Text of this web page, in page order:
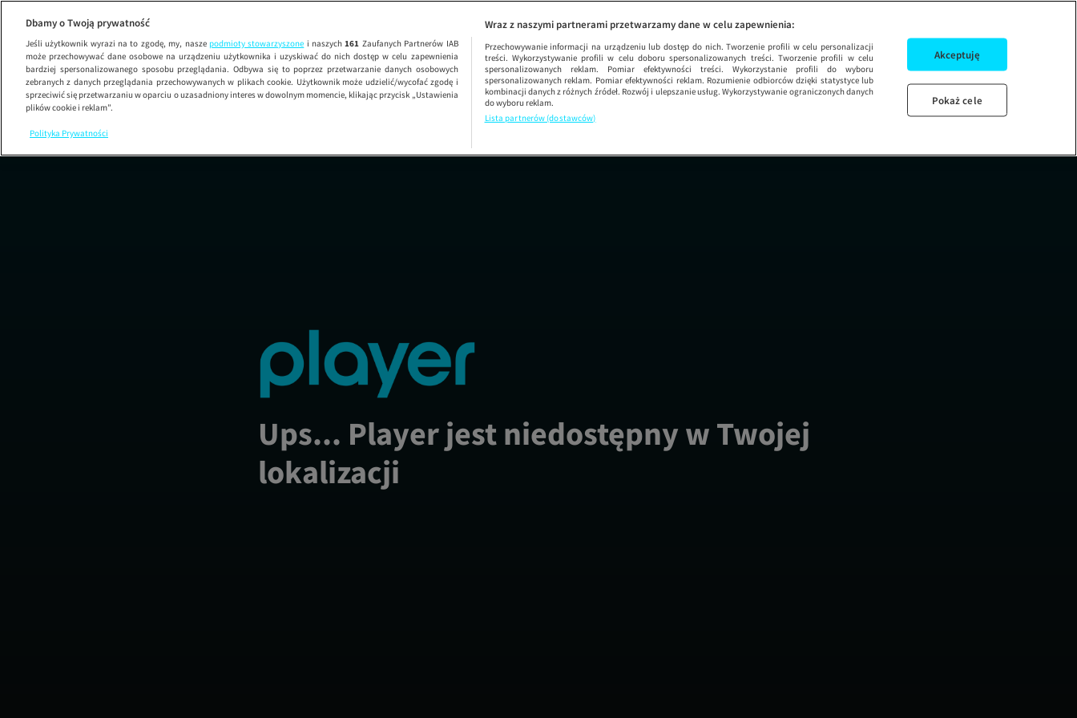
Ups... Player jest niedostępny w Twojej
lokalizacji
Dbamy o Twoją prywatność
Jeśli użytkownik wyrazi na to zgodę, my, nasze podmioty stowarzyszone i naszych161 Zaufanych Partnerów IAB
może przechowywać dane osobowe na urządzeniu użytkownika i uzyskiwać do nich dostęp w celu zapewnienia
bardziej spersonalizowanego sposobu przeglądania. Odbywa się to poprzez przetwarzanie danych osobowych
zebranych z danych przeglądania przechowywanych w plikach cookie. Użytkownik może udzielić/wycofać zgodę i
sprzeciwić się przetwarzaniu w oparciu o uzasadniony interes w dowolnym momencie, klikając przycisk „Ustawienia
plików cookie i reklam”.
Polityka Prywatności
Wraz z naszymi partnerami przetwarzamy dane w celu zapewnienia:
Przechowywanie informacji na urządzeniu lub dostęp do nich. Tworzenie profili w celu personalizacji
treści. Wykorzystywanie profili w celu doboru spersonalizowanych treści. Tworzenie profili w celu
spersonalizowanych reklam. Pomiar efektywności treści. Wykorzystanie profili do wyboru
spersonalizowanych reklam. Pomiar efektywności reklam. Rozumienie odbiorców dzięki statystyce lub
kombinacji danych z różnych źródeł. Rozwój i ulepszanie usług. Wykorzystywanie ograniczonych danych
do wyboru reklam.
Lista partnerów (dostawców)
Akceptuję
Pokaż cele